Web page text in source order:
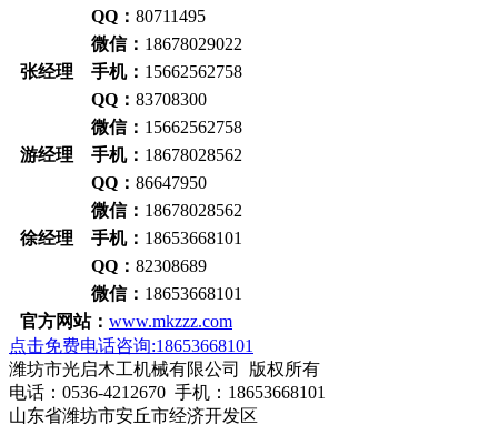
QQ： 80711495
微信： 18678029022
张经理 手机： 15662562758
QQ： 83708300
微信： 15662562758
游经理 手机： 18678028562
QQ： 86647950
微信： 18678028562
徐经理 手机： 18653668101
QQ： 82308689
微信： 18653668101
官方网站： www.mkzzz.com
点击免费电话咨询:18653668101
潍坊市光启木工机械有限公司 版权所有
电话：0536-4212670 手机：18653668101
山东省潍坊市安丘市经济开发区